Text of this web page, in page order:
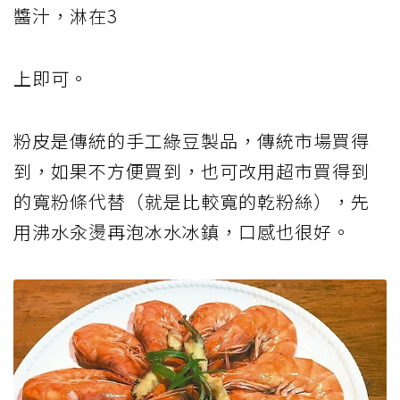
醬汁，淋在3
上即可。
粉皮是傳統的手工綠豆製品，傳統市場買得
到，如果不方便買到，也可改用超市買得到
的寬粉條代替（就是比較寬的乾粉絲），先
用沸水汆燙再泡冰水冰鎮，口感也很好。